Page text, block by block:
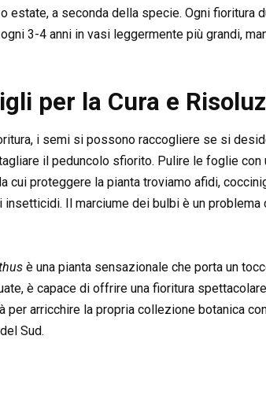
estate, a seconda della specie. Ogni fioritura
3-4 anni in vasi leggermente più grandi,
per la Cura e
i semi si possono raccogliere se si
il peduncolo sfiorito. Pulire le foglie con
cui proteggere la pianta troviamo afidi,
insetticidi. Il marciume dei bulbi è un
è una pianta sensazionale che porta un
è capace di offrire una fioritura
per arricchire la propria collezione botanica
Sud.